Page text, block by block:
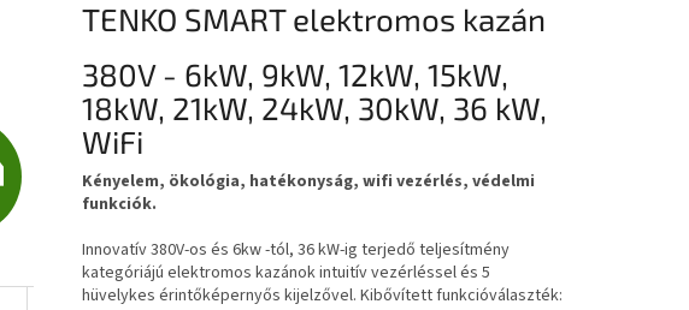
I
N
TENKO SMART elektromos kazán
380V - 6kW, 9kW, 12kW, 15kW,
18kW, 21kW, 24kW, 30kW, 36 kW,
WiFi
Kényelem, ökológia, hatékonyság, wifi vezérlés, védelmi
funkciók.
Innovatív 380V-os és 6kw -tól, 36 kW-ig terjedő teljesítmény
kategóriájú elektromos kazánok intuitív vezérléssel és 5
hüvelykes érintőképernyős kijelzővel. Kibővített funkcióválaszték: